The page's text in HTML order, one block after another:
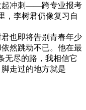
起冲刺——跨专业报考
，李树君仍像复习自
也即将告别青春年少
然跳动不已。他在最
无尽的路，我相信它
走过的地方就是